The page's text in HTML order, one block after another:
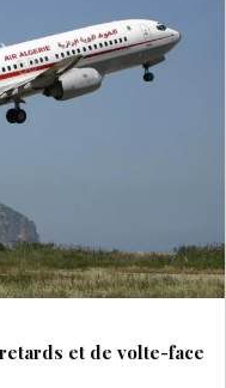
et de volte-face